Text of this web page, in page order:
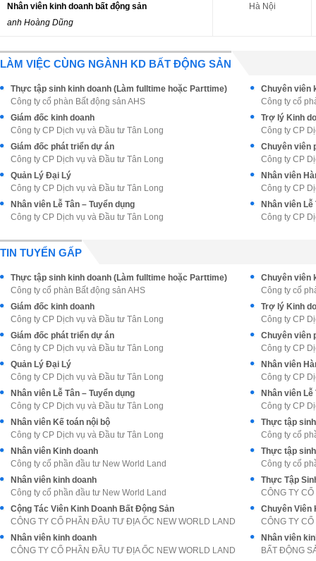
Nhân viên kinh doanh bất động sản
anh Hoàng Dũng
Hà Nội
LÀM VIỆC CÙNG NGÀNH KD BẤT ĐỘNG SẢN
Thực tập sinh kinh doanh (Làm fulltime hoặc Parttime)
Công ty cổ phàn Bất động sản AHS
Công ty cổ
Giám đốc kinh doanh
Công ty CP Dịch vụ và Đầu tư Tân Long
Trợ lý Kinh
Công ty CP
Giám đốc phát triển dự án
Công ty CP Dịch vụ và Đầu tư Tân Long
Chuyên viên
Công ty CP
Quản Lý Đại Lý
Công ty CP Dịch vụ và Đầu tư Tân Long
Nhân viên
Công ty CP
Nhân viên Lễ Tân – Tuyển dụng
Công ty CP Dịch vụ và Đầu tư Tân Long
Nhân viên Lễ
Công ty CP
TIN TUYỂN GẤP
Thực tập sinh kinh doanh (Làm fulltime hoặc Parttime)
Công ty cổ phàn Bất động sản AHS
Công ty cổ
Giám đốc kinh doanh
Công ty CP Dịch vụ và Đầu tư Tân Long
Trợ lý Kinh
Công ty CP
Giám đốc phát triển dự án
Công ty CP Dịch vụ và Đầu tư Tân Long
Chuyên viên
Công ty CP
Quản Lý Đại Lý
Công ty CP Dịch vụ và Đầu tư Tân Long
Nhân viên
Công ty CP
Nhân viên Lễ Tân – Tuyển dụng
Công ty CP Dịch vụ và Đầu tư Tân Long
Nhân viên Lễ
Công ty CP
Nhân viên Kế toán nội bộ
Công ty CP Dịch vụ và Đầu tư Tân Long
Thực tập
Công ty cổ
Nhân viên Kinh doanh
Công ty cổ phần đầu tư New World Land
Thực tập
Công ty cổ
Nhân viên kinh doanh
Công ty cổ phần đầu tư New World Land
CÔNG TY
Cộng Tác Viên Kinh Doanh Bất Động Sản
CÔNG TY CỔ PHẦN ĐẦU TƯ ĐỊA ỐC NEW WORLD LAND
Chuyên Viên
CÔNG TY
Nhân viên kinh doanh
CÔNG TY CỔ PHẦN ĐẦU TƯ ĐỊA ỐC NEW WORLD LAND
Nhân viên
BẤT ĐỘNG